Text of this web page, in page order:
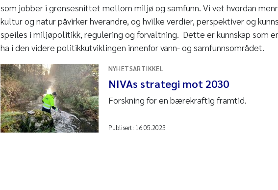
som jobber i grensesnittet mellom miljø og samfunn. Vi vet hvordan
kultur og natur påvirker hverandre, og hvilke verdier, perspektiver og
speiles i miljøpolitikk, regulering og forvaltning. Dette er kunnskap som
ha i den videre politikkutviklingen innenfor vann- og samfunnsområdet.
NYHETSARTIKKEL
NIVAs strategi mot 2030
Forskning for en bærekraftig framtid.
Publisert: 16.05.2023